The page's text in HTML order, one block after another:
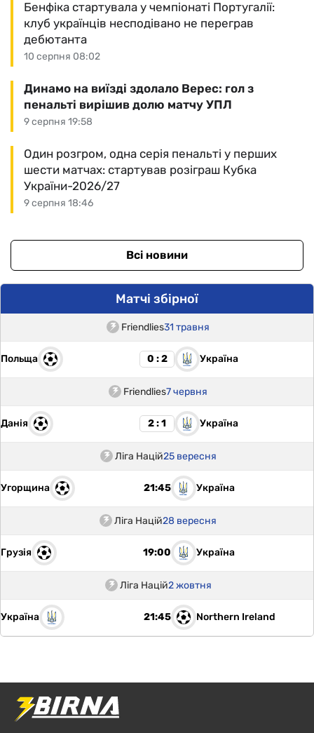
10 серпня 08:02
Бенфіка стартувала у чемпіонаті Португалії:
клуб українців несподівано не переграв
дебютанта
9 серпня 19:58
Динамо на виїзді здолало Верес: гол з
пенальті вирішив долю матчу УПЛ
9 серпня 18:46
Один розгром, одна серія пенальті у перших
шести матчах: стартував розіграш Кубка
України-2026/27
Всі новини
Матчі збірної
Friendlies31 травня
Польща 0 : 2 Україна
Friendlies7 червня
Данія 2 : 1 Україна
Ліга Націй25 вересня
Угорщина 21:45 Україна
Ліга Націй28 вересня
Грузія 19:00 Україна
Ліга Націй2 жовтня
Україна 21:45 Northern Ireland